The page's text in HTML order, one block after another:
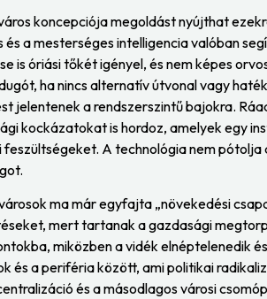
koncepciója megoldást nyújthat
a mesterséges intelligencia valóban
is óriási tőkét igényel, és nem képes
ha nincs alternatív útvonal vagy
jelentenek a rendszerszintű bajokra.
kockázatokat is hordoz, amelyek egy
A technológia nem pótolja
ma már egyfajta „növekedési
mert tartanak a gazdasági
miközben a vidék elnéptelenedik
és a periféria között, ami politikai
és a másodlagos városi